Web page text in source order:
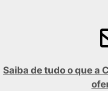
Saiba de tudo o que a